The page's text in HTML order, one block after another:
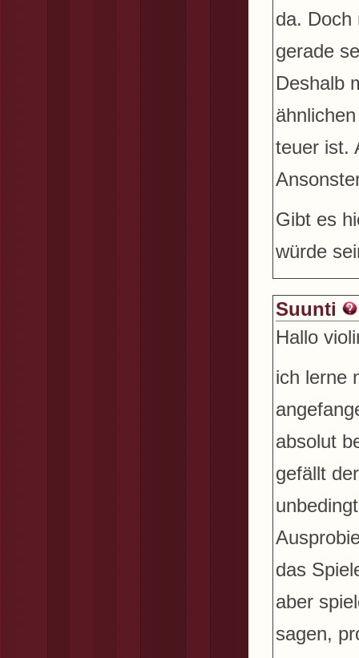
da. Doch
gerade
Deshalb
teuer ist.
Gibt es
würde
Suunti
Hallo
ich lerne
absolut
gefällt
das
aber
sagen,